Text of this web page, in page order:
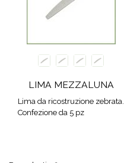
LIMA MEZZALUNA
Lima da ricostruzione zebrata.
Confezione da 5 pz